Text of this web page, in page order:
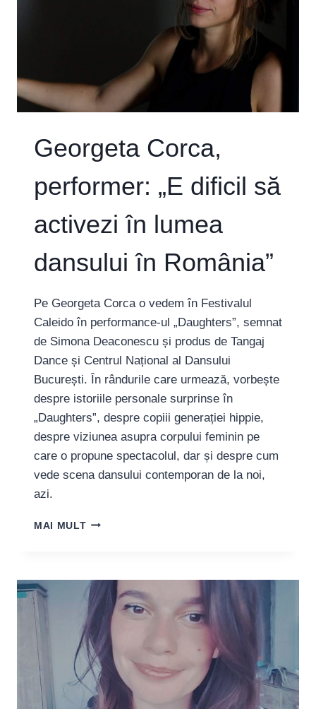
Georgeta Corca,
performer: „E dificil să
activezi în lumea
dansului în România”
Pe Georgeta Corca o vedem în Festivalul
Caleido în performance-ul „Daughters”, semnat
de Simona Deaconescu și produs de Tangaj
Dance și Centrul Național al Dansului
București. În rândurile care urmează, vorbește
despre istoriile personale surprinse în
„Daughters”, despre copiii generației hippie,
despre viziunea asupra corpului feminin pe
care o propune spectacolul, dar și despre cum
vede scena dansului contemporan de la noi,
azi.
MAI MULTGEORGETA
DIFICIL
SĂ
ACTIVEZI
ÎN
LUMEA
DANSULUI
ÎN
ROMÂNIA”